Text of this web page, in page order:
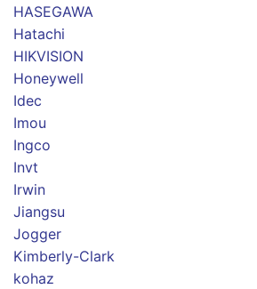
HASEGAWA
Hatachi
HIKVISION
Honeywell
Idec
Imou
Ingco
Invt
Irwin
Jiangsu
Jogger
Kimberly-Clark
kohaz